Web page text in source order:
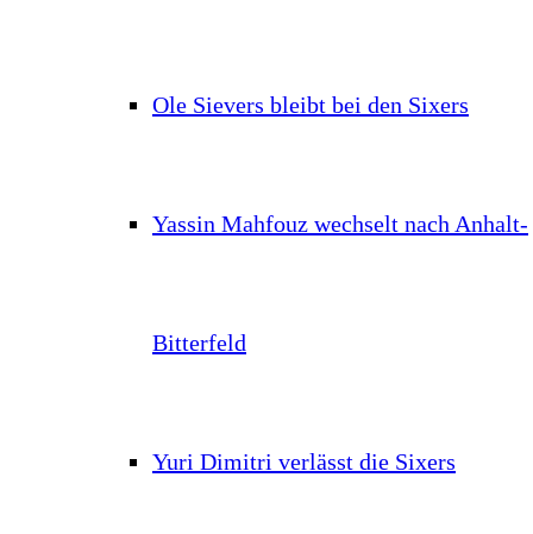
Ole Sievers bleibt bei den Sixers
Yassin Mahfouz wechselt nach Anhalt-
Bitterfeld
Yuri Dimitri verlässt die Sixers